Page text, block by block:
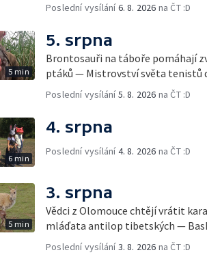
Poslední vysílání6. 8. 2026 na ČT :D
5 min
5. srpna
Brontosauři na táboře pomáhají
ptáků — Mistrovství světa tenistů
Poslední vysílání5. 8. 2026 na ČT :D
6 min
4. srpna
Poslední vysílání4. 8. 2026 na ČT :D
5 min
3. srpna
Vědci z Olomouce chtějí vrátit
mláďata antilop tibetských —
Poslední vysílání3. 8. 2026 na ČT :D